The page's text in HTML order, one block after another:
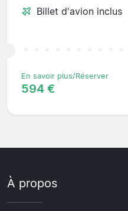
Billet d'avion inclus
En savoir plus/Réserver
594 €
À propos